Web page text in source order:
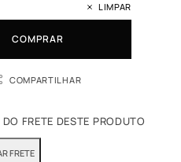
LIMPAR
COMPRAR
COMPARTILHAR
FRETE DESTE PRODUTO